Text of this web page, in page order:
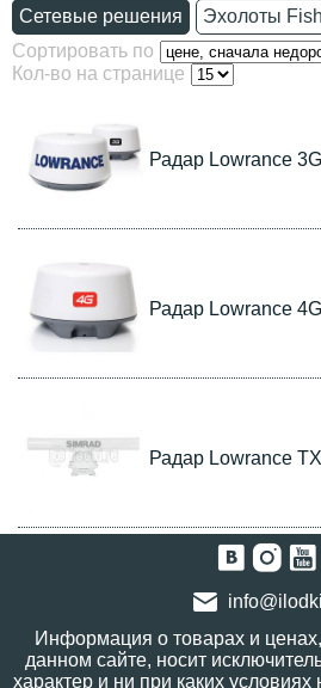
Сетевые решения
Эхолоты
Сортировать по
Кол-во на странице
Радар Lowrance
Радар Lowrance
Радар Lowrance
Информация о товарах и
данном сайте, носит
характер и ни при каких условиях